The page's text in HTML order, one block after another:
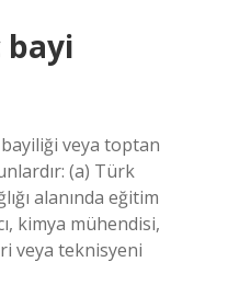
bayi
veya toptan
(a) Türk
alanında eğitim
kimya mühendisi,
veya teknisyeni